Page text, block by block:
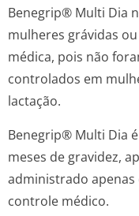
Benegrip® Multi Dia
mulheres grávidas
médica, pois não
controlados em
lactação.
Benegrip® Multi Dia
meses de gravidez,
administrado apenas
controle médico.